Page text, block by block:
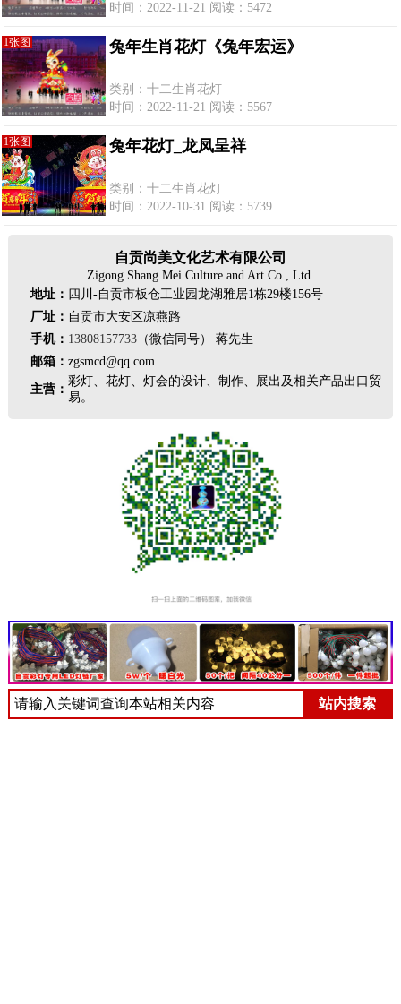
时间：2022-11-21 阅读：5472
1张图 兔年生肖花灯《兔年宏运》
类别：十二生肖花灯
时间：2022-11-21 阅读：5567
1张图 兔年花灯_龙凤呈祥
类别：十二生肖花灯
时间：2022-10-31 阅读：5739
自贡尚美文化艺术有限公司
Zigong Shang Mei Culture and Art Co., Ltd.
地址： 四川-自贡市板仓工业园龙湖雅居1栋29楼156号
厂址： 自贡市大安区凉燕路
手机： 13808157733（微信同号） 蒋先生
邮箱： zgsmcd@qq.com
主营：
彩灯、花灯、灯会的设计、制作、展出及相关产品出口贸
易。